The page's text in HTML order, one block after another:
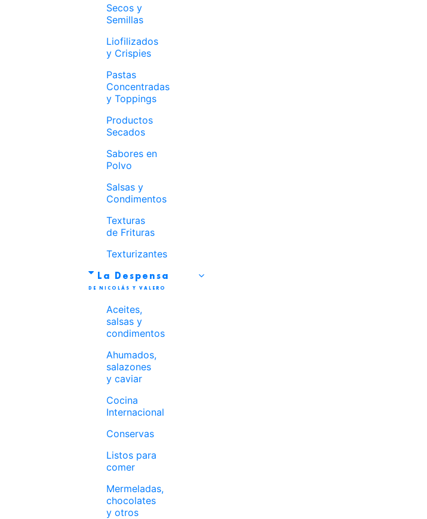
Secos y
Semillas
Liofilizados
y Crispies
Pastas
Concentradas
y Toppings
Productos
Secados
Sabores en
Polvo
Salsas y
Condimentos
Texturas
de Frituras
Texturizantes
La Despensa
Aceites,
salsas y
condimentos
Ahumados,
salazones
y caviar
Cocina
Internacional
Conservas
Listos para
comer
Mermeladas,
chocolates
y otros